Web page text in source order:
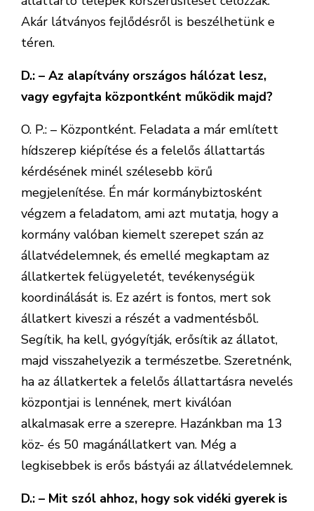
Akár látványos fejlődésről is beszélhetünk e
téren.
D.: – Az alapítvány országos hálózat lesz,
vagy egyfajta központként működik majd?
O. P.: – Központként. Feladata a már említett
hídszerep kiépítése és a felelős állattartás
kérdésének minél szélesebb körű
megjelenítése. Én már kormánybiztosként
végzem a feladatom, ami azt mutatja, hogy a
kormány valóban kiemelt szerepet szán az
állatvédelemnek, és emellé megkaptam az
állatkertek felügyeletét, tevékenységük
koordinálását is. Ez azért is fontos, mert sok
állatkert kiveszi a részét a vadmentésből.
Segítik, ha kell, gyógyítják, erősítik az állatot,
majd visszahelyezik a természetbe. Szeretnénk,
ha az állatkertek a felelős állattartásra nevelés
központjai is lennének, mert kiválóan
alkalmasak erre a szerepre. Hazánkban ma 13
köz- és 50 magánállatkert van. Még a
legkisebbek is erős bástyái az állatvédelemnek.
D.: – Mit szól ahhoz, hogy sok vidéki gyerek is